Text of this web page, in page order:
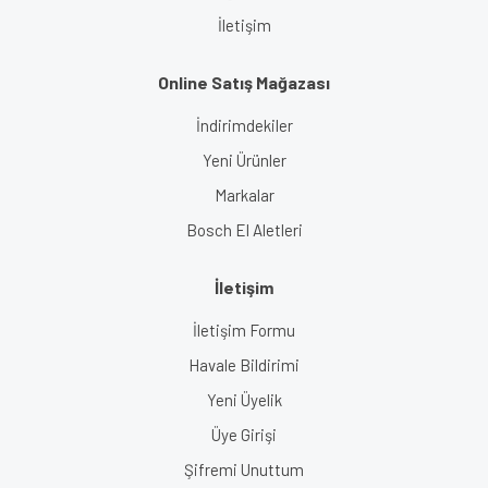
İletişim
Online Satış Mağazası
İndirimdekiler
Yeni Ürünler
Markalar
Bosch El Aletleri
İletişim
İletişim Formu
Havale Bildirimi
Yeni Üyelik
Üye Girişi
Şifremi Unuttum